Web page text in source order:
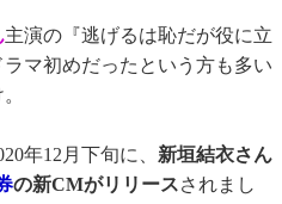
主演の『逃げるは恥だが役に立
マ初めだったという方も多い
年12月下旬に、 新垣結衣さん
の新CMがリリースされまし